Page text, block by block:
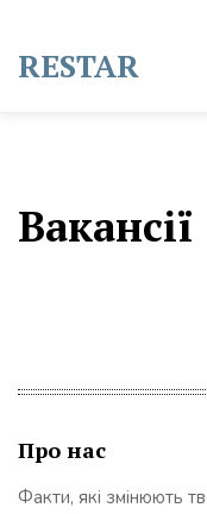
content
RESTAR
Вакансії
Про нас
Факти, які змінюють